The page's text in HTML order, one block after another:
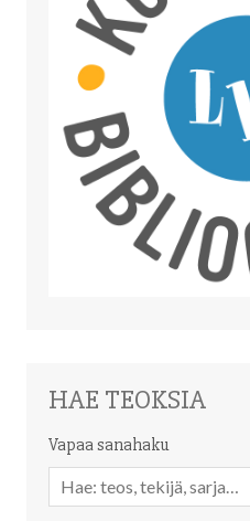
HAE TEOKSIA
Vapaa sanahaku
sanahaku